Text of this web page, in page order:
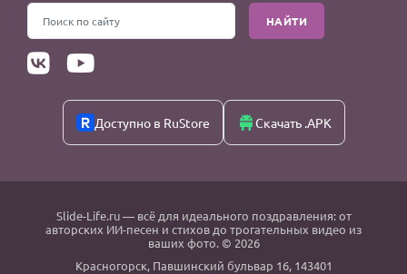
НАЙТИ
Доступно в RuStore Скачать .APK
Slide-Life.ru— всё для идеального поздравления: от
авторских ИИ-песен и стихов до трогательных видео из
ваших фото. © 2026
Красногорск, Павшинский бульвар 16, 143401